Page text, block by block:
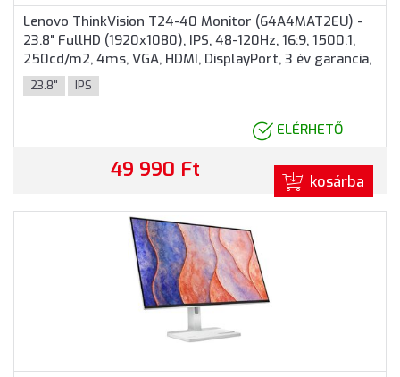
Lenovo ThinkVision T24-40 Monitor (64A4MAT2EU) -
23.8" FullHD (1920x1080), IPS, 48-120Hz, 16:9, 1500:1,
250cd/m2, 4ms, VGA, HDMI, DisplayPort, 3 év garancia,
Fekete színben
23.8" IPS
ELÉRHETŐ
49 990 Ft kosárba